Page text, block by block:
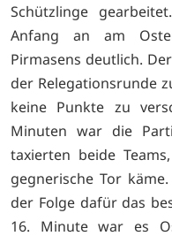
Schützlinge
Anfang an am
Pirmasens deutlich.
der Relegationsrunde
keine Punkte zu
Minuten war die
taxierten beide
gegnerische Tor
der Folge dafür das
16. Minute war es